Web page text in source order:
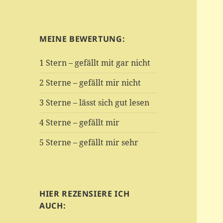
MEINE BEWERTUNG:
1 Stern – gefällt mit gar nicht
2 Sterne – gefällt mir nicht
3 Sterne – lässt sich gut lesen
4 Sterne – gefällt mir
5 Sterne – gefällt mir sehr
HIER REZENSIERE ICH
AUCH: